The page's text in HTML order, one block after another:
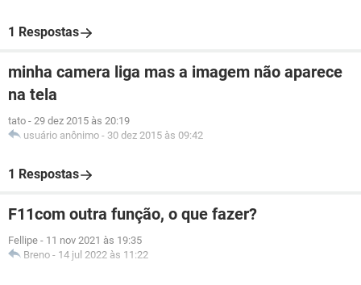
1 Respostas
minha camera liga mas a imagem não aparece
na tela
tato - 29 dez 2015 às 20:19
usuário anônimo - 30 dez 2015 às 09:42
1 Respostas
F11com outra função, o que fazer?
Fellipe - 11 nov 2021 às 19:35
Breno - 14 jul 2022 às 11:22